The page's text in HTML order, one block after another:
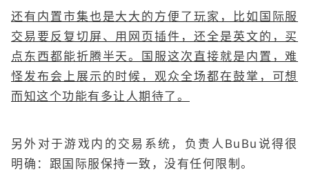
还有内置市集也是大大的方便了玩家，比如国际服
交易要反复切屏、用网页插件，还全是英文的，买
点东西都能折腾半天。国服这次直接就是内置，难
怪发布会上展示的时候，观众全场都在鼓掌，可想
而知这个功能有多让人期待了。
另外对于游戏内的交易系统，负责人BuBu说得很
明确：跟国际服保持一致，没有任何限制。